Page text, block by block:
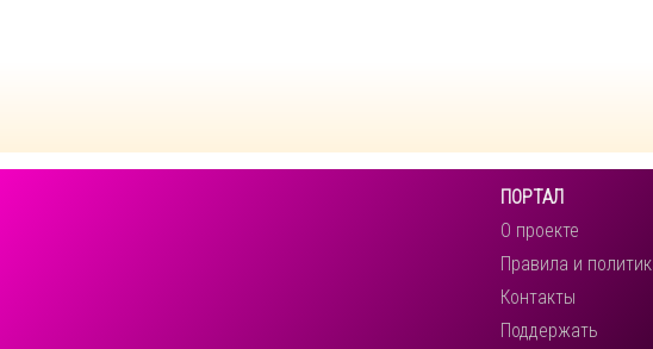
ПОРТАЛ
О проекте
Правила и
Контакты
Поддержать